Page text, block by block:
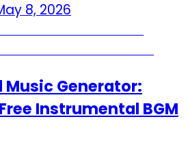
8, 2026
Music Generator:
Instrumental BGM